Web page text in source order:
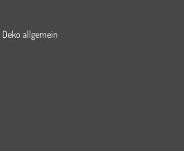
Deko allgemein